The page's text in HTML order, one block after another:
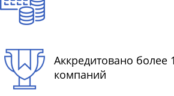
Аккредитовано более
компаний